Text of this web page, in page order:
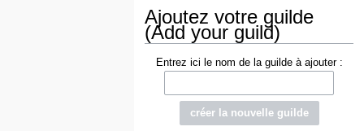
Ajoutez votre guilde
(Add your guild)
Entrez ici le nom de la guilde à ajouter :